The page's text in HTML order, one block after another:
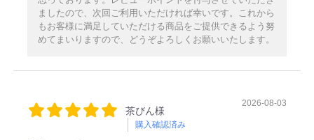
ましたので、次回ご利用いただければ幸いです。これから
もお客様に満足していただける商品をご提供できるよう努
めてまいりますので、どうぞよろしくお願いいたします。
茶びん様
購入確認済み
2026-08-03